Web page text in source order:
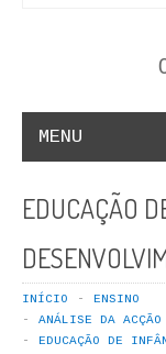
MENU
COLEÇÃO
LIVROS DE
EDUCAÇÃO
INÍCIO
ENSINO
ANÁLISE DA ACÇÃO
EDUCAÇÃO DE